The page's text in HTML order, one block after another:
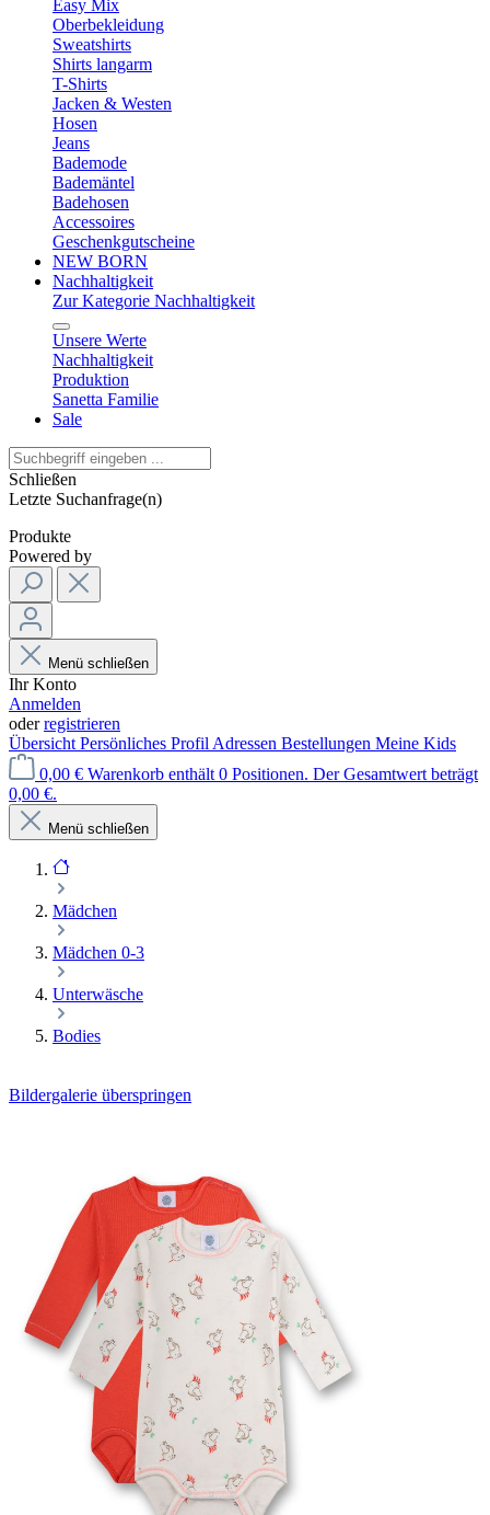
Easy Mix
Oberbekleidung
Sweatshirts
Shirts langarm
T-Shirts
Jacken & Westen
Hosen
Jeans
Bademode
Bademäntel
Badehosen
Accessoires
Geschenkgutscheine
NEW BORN
Nachhaltigkeit
Zur Kategorie Nachhaltigkeit
Unsere Werte
Nachhaltigkeit
Produktion
Sanetta Familie
Sale
Schließen
Letzte Suchanfrage(n)
Produkte
Powered by
Menü schließen
Ihr Konto
Anmelden
oderregistrieren
Übersicht Persönliches Profil Adressen Bestellungen Meine Kids
0,00 € Warenkorb enthält 0 Positionen. Der Gesamtwert beträgt
0,00 €.
Menü schließen
Mädchen
Mädchen 0-3
Unterwäsche
Bodies
Bildergalerie überspringen